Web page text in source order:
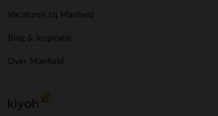
Vacatures bij Manfield
Blog & Inspiratie
Over Manfield